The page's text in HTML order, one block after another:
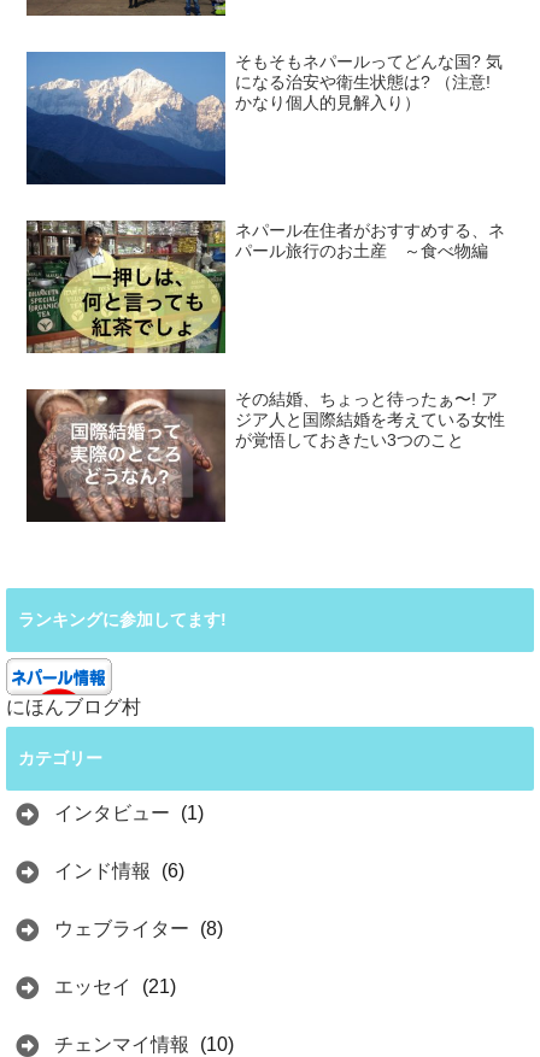
そもそもネパールってどんな国? 気
になる治安や衛生状態は? （注意!
かなり個人的見解入り）
ネパール在住者がおすすめする、ネ
パール旅行のお土産 ～食べ物編
その結婚、ちょっと待ったぁ〜! ア
ジア人と国際結婚を考えている女性
が覚悟しておきたい3つのこと
ランキングに参加してます!
にほんブログ村
カテゴリー
インタビュー (1)
インド情報 (6)
ウェブライター (8)
エッセイ (21)
チェンマイ情報 (10)